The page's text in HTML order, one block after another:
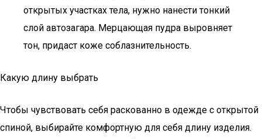
открытых участках тела, нужно нанести тонкий
слой автозагара. Мерцающая пудра выровняет
тон, придаст коже соблазнительность.
Какую длину выбрать
Чтобы чувствовать себя раскованно в одежде с открытой
спиной, выбирайте комфортную для себя длину изделия.